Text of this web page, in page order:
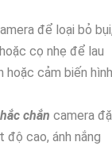
để loại bỏ
cọ nhẹ để lau
hoặc cảm biến hình
chắn camera
độ cao, ánh nắng